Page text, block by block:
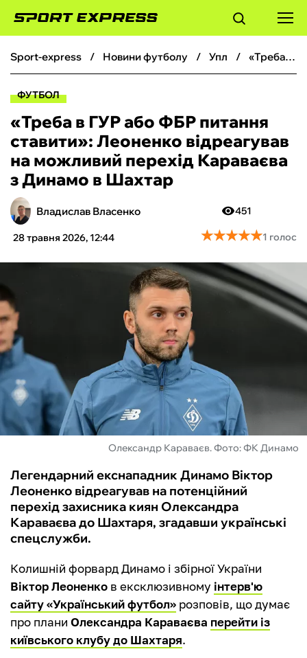
ФУТБОЛ
БОКС
ХОКЕЙ
ТЕНІС
КІБЕРСПОРТ
ФУТЗАЛ
ІНШІ
БУКМЕКЕРИ
sport-express новини футболу упл «Треба в ГУР або ФБР питання ставити»: Леоненко відреагував на можливий перехід Караваєва з Динамо в Шахтар
ФУТБОЛ
«Треба в ГУР або ФБР питання
ставити»: Леоненко відреагував
на можливий перехід Караваєва
з Динамо в Шахтар
Владислав Власенко
28 травня 2026, 12:44
451
★★★★★
★★★★★1 голос
Олександр Караваєв. Фото: ФК Динамо
Легендарний екснападник Динамо Віктор
Леоненко відреагував на потенційний
перехід захисника киян Олександра
Караваєва до Шахтаря, згадавши українські
спецслужби.
Колишній форвард Динамо і збірної України
Віктор Леоненко в ексклюзивному інтерв'ю
сайту «Український футбол» розповів, що думає
про плани Олександра Караваєва перейти із
київського клубу до Шахтаря.